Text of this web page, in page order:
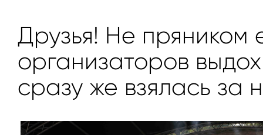
Друзья! Не пряником
организаторов
сразу же взялась за